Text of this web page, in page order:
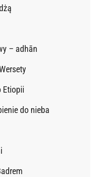
– adhān
Etiopii
do nieba